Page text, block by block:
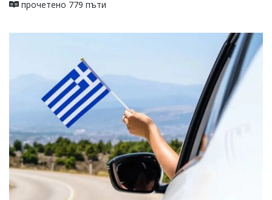
email:
читателите
редакцията
не
носи
отговорност
за
тях!
Ако
прочетено 779 пъти